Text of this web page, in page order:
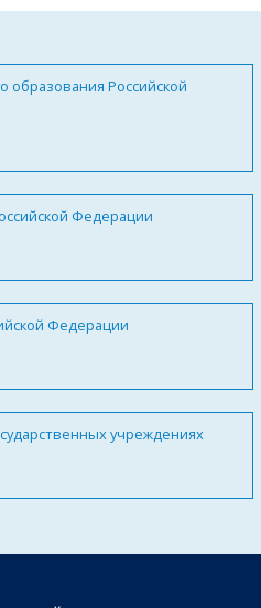
образования Российской
Федерации
Федерации
учреждениях